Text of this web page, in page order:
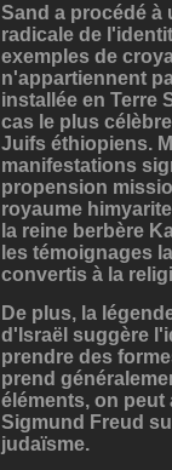
Sand a procédé
radicale de
exemples de
n'appartiennent
installée en Terre
cas le plus
Juifs éthiopiens.
manifestations
propension
royaume
la reine berbère
les témoignages
convertis à la
De plus, la
d'Israël suggère
prendre des
prend
éléments, on
Sigmund Freud
judaïsme.